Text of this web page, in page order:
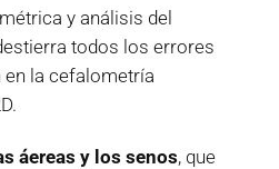
y análisis del
todos los errores
la cefalometría
áereas y los senos, que